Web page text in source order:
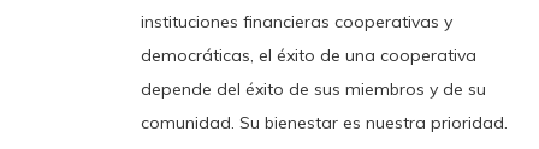
instituciones financieras cooperativas y
democráticas, el éxito de una cooperativa
depende del éxito de sus miembros y de su
comunidad. Su bienestar es nuestra prioridad.